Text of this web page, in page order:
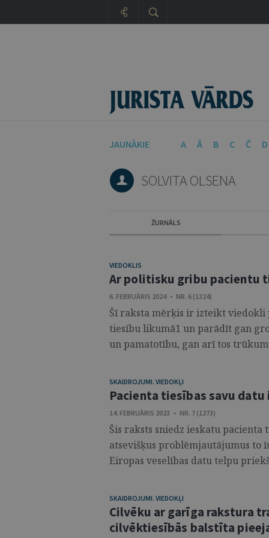
JAUNĀKIE A Ā B C Č D
SOLVITA OLSENA
ŽURNĀLS
VIEDOKLIS
Ar politisku gribu pacientu
6. FEBRUĀRIS 2024 • NR. 6 (1324)
Šī raksta mērķis ir izteikt
tiesību likumā1 un parādīt gan
un pamatotību, gan arī tos
SKAIDROJUMI. VIEDOKĻI
Pacienta tiesības savu datu
14. FEBRUĀRIS 2023 • NR. 7 (1273)
Šis raksts sniedz ieskatu pacienta
atsevišķus problēmjautājumus to
Eiropas veselības datu telpu
SKAIDROJUMI. VIEDOKĻI
Cilvēku ar garīga rakstura
cilvēktiesībās balstīta